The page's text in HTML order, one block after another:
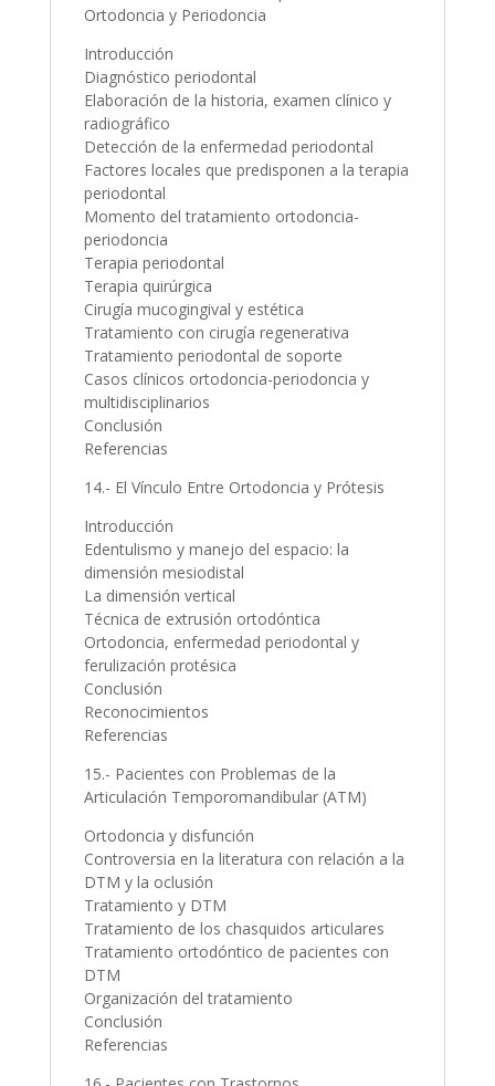
Ortodoncia y Periodoncia
Introducción
Diagnóstico periodontal
Elaboración de la historia, examen clínico y
radiográfico
Detección de la enfermedad periodontal
Factores locales que predisponen a la terapia
periodontal
Momento del tratamiento ortodoncia-
periodoncia
Terapia periodontal
Terapia quirúrgica
Cirugía mucogingival y estética
Tratamiento con cirugía regenerativa
Tratamiento periodontal de soporte
Casos clínicos ortodoncia-periodoncia y
multidisciplinarios
Conclusión
Referencias
14.- El Vínculo Entre Ortodoncia y Prótesis
Introducción
Edentulismo y manejo del espacio: la
dimensión mesiodistal
La dimensión vertical
Técnica de extrusión ortodóntica
Ortodoncia, enfermedad periodontal y
ferulización protésica
Conclusión
Reconocimientos
Referencias
15.- Pacientes con Problemas de la
Articulación Temporomandibular (ATM)
Ortodoncia y disfunción
Controversia en la literatura con relación a la
DTM y la oclusión
Tratamiento y DTM
Tratamiento de los chasquidos articulares
Tratamiento ortodóntico de pacientes con
DTM
Organización del tratamiento
Conclusión
Referencias